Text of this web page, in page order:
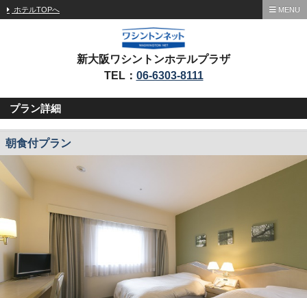
ホテルTOPへ MENU
新大阪ワシントンホテルプラザ
TEL： 06-6303-8111
プラン詳細
朝食付プラン